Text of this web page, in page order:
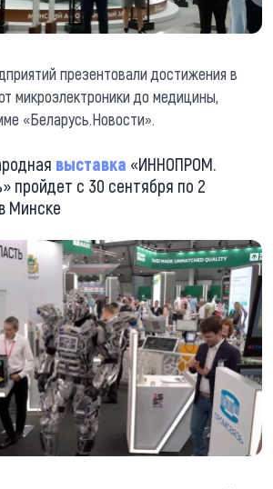
презентовали достижения в
микроэлектроники до медицины,
«Беларусь.Новости».
выставка «ИННОПРОМ.
пройдет с 30 сентября по 2
Минске